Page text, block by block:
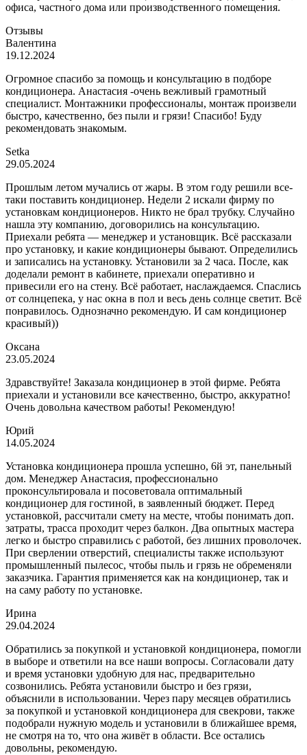
офиса, частного дома или производственного помещения.
Отзывы
Валентина
19.12.2024
Огромное спасибо за помощь и консультацию в подборе
кондиционера. Анастасия -очень вежливый грамотный
специалист. Монтажники профессионалы, монтаж произвели
быстро, качественно, без пыли и грязи! Спасибо! Буду
рекомендовать знакомым.
Setka
29.05.2024
Прошлым летом мучались от жары. В этом году решили все-
таки поставить кондиционер. Недели 2 искали фирму по
установкам кондиционеров. Никто не брал трубку. Случайно
нашла эту компанию, договорились на консультацию.
Приехали ребята — менеджер и установщик. Всё рассказали
про установку, и какие кондиционеры бывают. Определились
и записались на установку. Установили за 2 часа. После, как
доделали ремонт в кабинете, приехали оперативно и
привесили его на стену. Всё работает, наслаждаемся. Спаслись
от солнцепека, у нас окна в пол и весь день солнце светит. Всё
понравилось. Однозначно рекомендую. И сам кондиционер
красивый))
Оксана
23.05.2024
Здравствуйте! Заказала кондиционер в этой фирме. Ребята
приехали и установили все качественно, быстро, аккуратно!
Очень довольна качеством работы! Рекомендую!
Юрий
14.05.2024
Установка кондиционера прошла успешно, 6й эт, панельный
дом. Менеджер Анастасия, профессионально
проконсультировала и посоветовала оптимальный
кондиционер для гостиной, в заявленный бюджет. Перед
установкой, рассчитали смету на месте, чтобы понимать доп.
затраты, трасса проходит через балкон. Два опытных мастера
легко и быстро справились с работой, без лишних проволочек.
При сверлении отверстий, специалисты также используют
промышленный пылесос, чтобы пыль и грязь не обременяли
заказчика. Гарантия применяется как на кондиционер, так и
на саму работу по установке.
Ирина
29.04.2024
Обратились за покупкой и установкой кондиционера, помогли
в выборе и ответили на все наши вопросы. Согласовали дату
и время установки удобную для нас, предварительно
созвонились. Ребята установили быстро и без грязи,
объяснили в использовании. Через пару месяцев обратились
за покупкой и установкой кондиционера для свекрови, также
подобрали нужную модель и установили в ближайшее время,
не смотря на то, что она живёт в области. Все остались
довольны, рекомендую.